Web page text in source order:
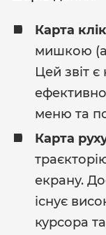
Карта
мишкою
Цей звіт
меню та
Карта
екрану.
існує
курсора